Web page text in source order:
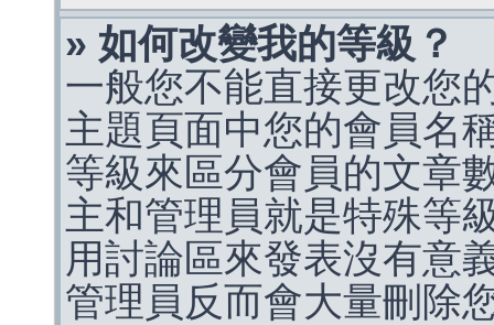
» 如何改變我的等級？
一般您不能直接更改您
主題頁面中您的會員名
等級來區分會員的文章
主和管理員就是特殊等
用討論區來發表沒有意
管理員反而會大量刪除